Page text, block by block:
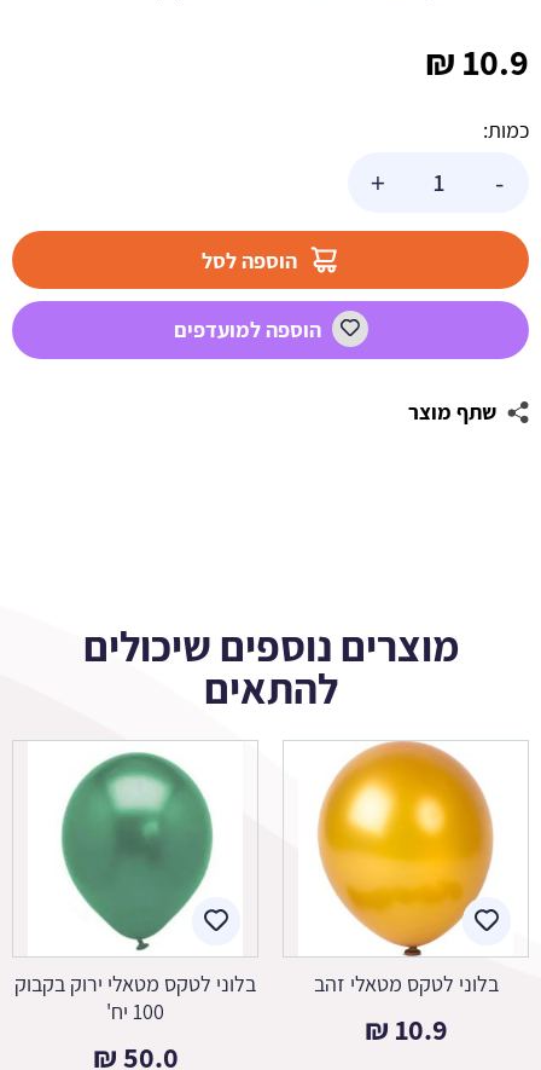
10.9
₪
כמות:
-
כחול
+
הוספה לסל
הוספה למועדפים
שתף מוצר
מוצרים נוספים שיכולים
להתאים
בלוני לטקס מטאלי זהב
10.9
₪
בלוני לטקס מטאלי ירוק בקבוק
100 יח'
50.0
₪